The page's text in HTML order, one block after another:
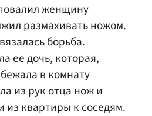
женщину
размахивать ножом.
борьба.
ее дочь, которая,
в комнату
из рук отца нож и
из квартиры к соседям.